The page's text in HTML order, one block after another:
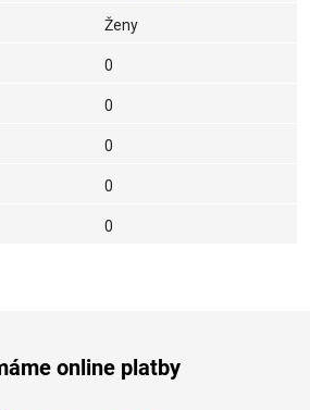
Ženy
0
0
0
0
0
online platby